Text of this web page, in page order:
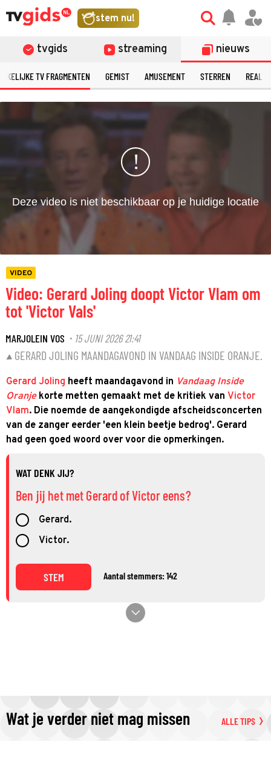
stem nu!
tvgids streaming nieuws
TV FRAGMENTEN GEMIST AMUSEMENT STERREN
©
VIDEO
Video: Gerard Joling doopt Victor Vlam om
tot 'Victor Vals'
MARJOLEIN VOS · 15 JUNI 2026 21:41
GERARD JOLING MAANDAGAVOND IN VANDAAG INSIDE ORANJE.
Gerard Joling heeft maandagavond in Vandaag Inside
Oranje korte metten gemaakt met de kritiek van Victor
Vlam. Die noemde de aangekondigde afscheidsconcerten
van de zanger eerder 'een klein beetje bedrog'. Gerard
had geen goed woord over voor die opmerkingen.
WAT DENK JIJ?
Ben jij het met Gerard of Victor eens?
Gerard.
Victor.
STEM Aantal stemmers: 142
Wat je verder niet mag missen ALLE TIPS